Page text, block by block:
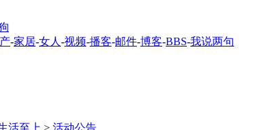
-家居-女人 -视频-播客-邮件-博客-BBS-我说两句
活至上 > 活动公告